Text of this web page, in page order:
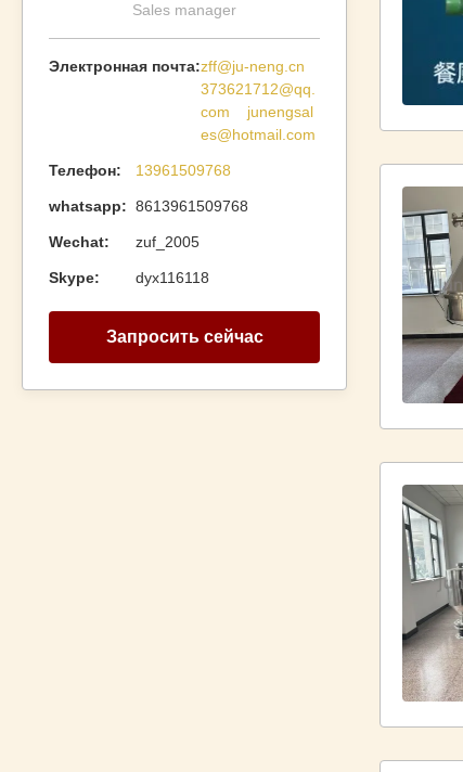
Sales manager
Электронная почта:zff@ju-neng.cn
373621712@qq.
com junengsal
es@hotmail.com
Телефон: 13961509768
whatsapp: 8613961509768
Wechat: zuf_2005
Skype: dyx116118
Запросить сейчас